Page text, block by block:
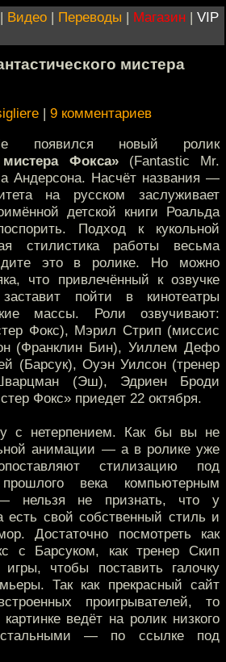
| Видео | Переводы | Магазин | VIP
мистера
| 9 комментариев
появился новый ролик
мистера Фокса»(Fantastic Mr.
Андерсона. Насчёт названия —
на русском заслуживает
детской книги Роальда
Подход к кукольной
стилистика работы весьма
это в ролике. Но можно
что привлечённый к озвучке
пойти в кинотеатры
массы. Роли озвучивают:
Фокс), Мэрил Стрип (миссис
(Франклин Бин), Уиллем Дефо
(Барсук), Оуэн Уилсон (тренер
(Эш), Эдриен Броди
Фокс» приедет 22 октября.
с нетерпением. Как бы вы не
анимации — а в ролике уже
стилизацию под
века компьютерным
нельзя не признать, что у
есть свой собственный стиль и
Достаточно посмотреть как
с Барсуком, как тренер Скип
чтобы поставить галочку
Так как прекрасный сайт
проигрывателей, то
ведёт на ролик низкого
— по ссылке под